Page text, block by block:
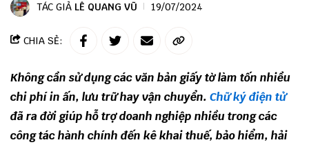
TÁC GIẢ LÊ QUANG VŨ 19/07/2024
CHIA SẺ:
Không cần sử dụng các văn bản giấy tờ làm tốn nhiều
chi phí in ấn, lưu trữ hay vận chuyển. Chữ ký điện tử
đã ra đời giúp hỗ trợ doanh nghiệp nhiều trong các
công tác hành chính đến kê khai thuế, bảo hiểm, hải